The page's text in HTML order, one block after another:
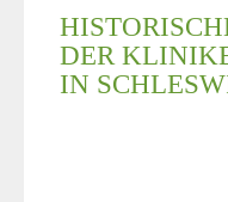
DER
IN